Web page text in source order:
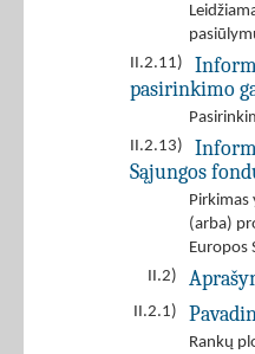
II.2.11)
pasirinkimo
II.2.13)
Sąjungos
Pirkimas
(arba)
Europos
II.2)
II.2.1)
Rankų